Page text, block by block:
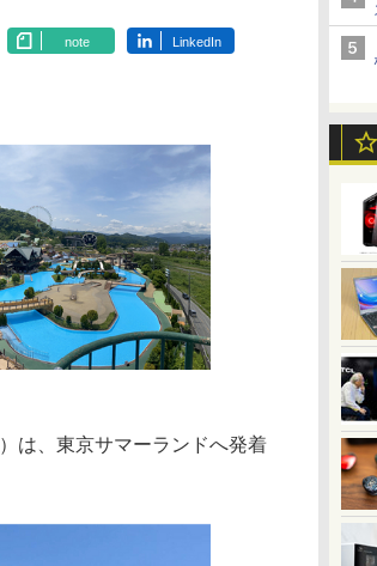
note LinkedIn
）は、東京サマーランドへ発着